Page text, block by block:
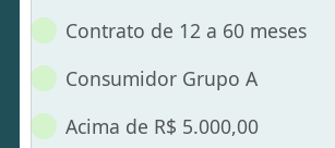
Contrato de 12 a 60 meses
Consumidor Grupo A
Acima de R$ 5.000,00